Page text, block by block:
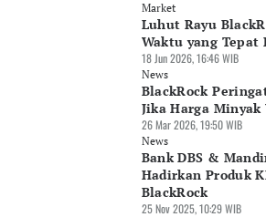
Market
Luhut Rayu
Waktu yang Tepat
18 Jun 2026, 16:46 WIB
News
BlackRock
Jika Harga Minyak
26 Mar 2026, 19:50 WIB
News
Bank DBS &
Hadirkan Produk
BlackRock
25 Nov 2025, 10:29 WIB